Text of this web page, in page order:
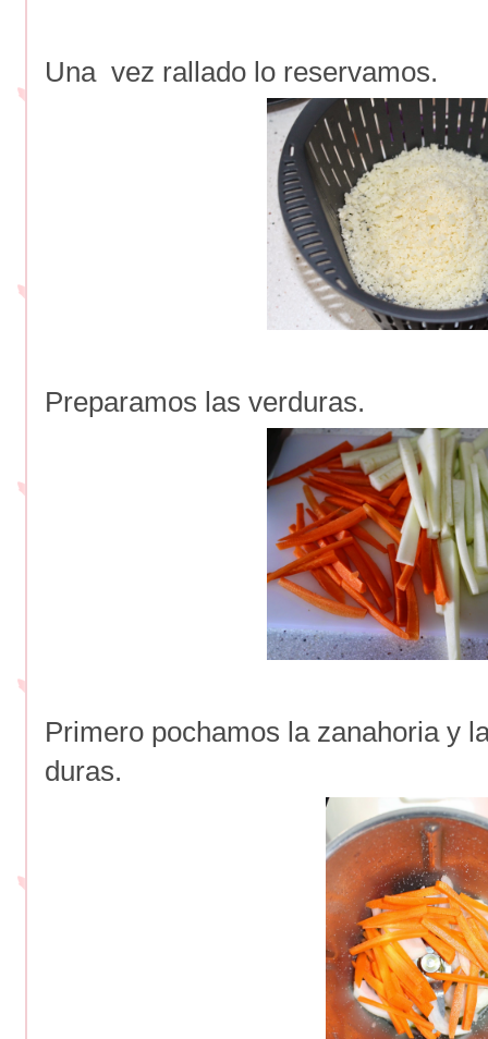
Una vez rallado lo reservamos.
Preparamos las verduras.
Primero pochamos la zanahoria y
duras.